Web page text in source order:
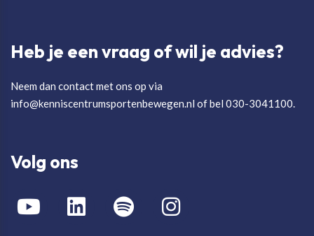
Heb je een vraag of wil je advies?
Neem dan contact met ons op via
info@kenniscentrumsportenbewegen.nl of bel 030-3041100.
Volg ons